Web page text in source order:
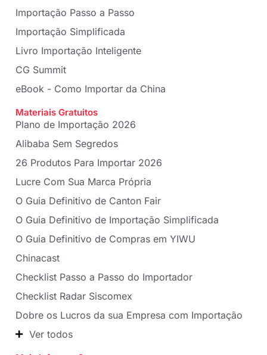
Importação Passo a Passo
Importação Simplificada
Livro Importação Inteligente
CG Summit
eBook - Como Importar da China
Materiais Gratuitos
Plano de Importação 2026
Alibaba Sem Segredos
26 Produtos Para Importar 2026
Lucre Com Sua Marca Própria
O Guia Definitivo de Canton Fair
O Guia Definitivo de Importação Simplificada
O Guia Definitivo de Compras em YIWU
Chinacast
Checklist Passo a Passo do Importador
Checklist Radar Siscomex
Dobre os Lucros da sua Empresa com Importação
Ver todos